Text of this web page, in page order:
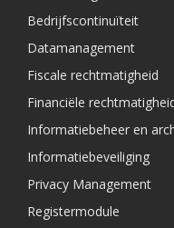
Bedrijfscontinuïteit
Datamanagement
Fiscale rechtmatigheid
Financiële
Informatiebeheer en
Informatiebeveiliging
Privacy Management
Registermodule